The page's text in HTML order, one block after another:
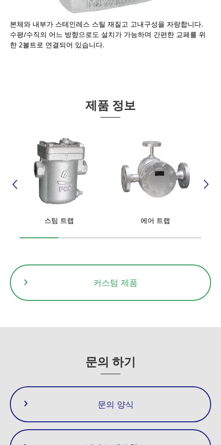
본체와 내부가 스테인레스 스틸 재질고 고내구성을 자랑합니다.
수평/수직의 어느 방향으로도 설치가 가능하며 간편한 교페를 위
한 2볼트로 연결되어 있습니다.
제품 정보
스팀 트랩 에어 트랩
커스텀 제품
문의 하기
문의 양식